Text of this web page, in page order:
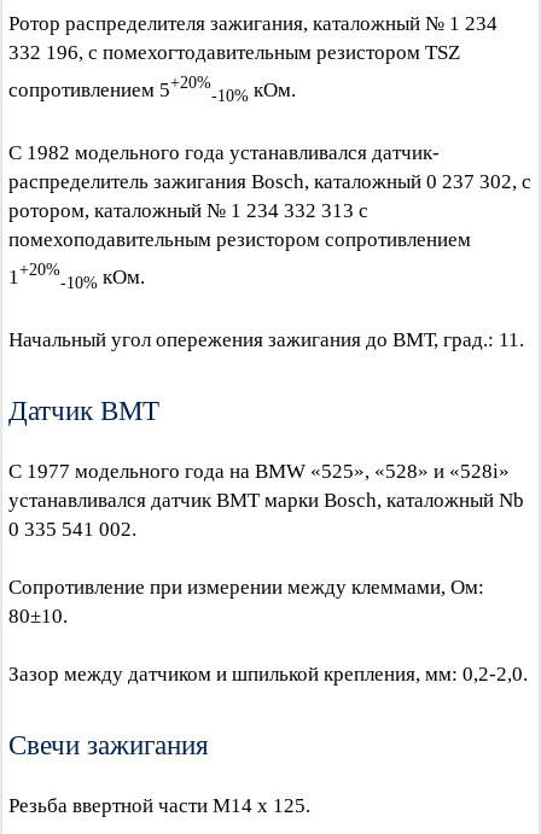
Ротор распределителя зажигания, каталожный № 1 234
332 196, с помехогтодавительным резистором TSZ
сопротивлением 5+20%
-10% кОм.
С 1982 модельного года устанавливался датчик-
распределитель зажигания Bosch, каталожный 0 237 302, с
ротором, каталожный № 1 234 332 313 с
помехоподавительным резистором сопротивлением
1+20%
-10% кОм.
Начальный угол опережения зажигания до ВМТ, град.: 11.
Датчик ВМТ
С 1977 модельного года на BMW «525», «528» и «528i»
устанавливался датчик ВМТ марки Bosch, каталожный Nb
0 335 541 002.
Сопротивление при измерении между клеммами, Ом:
80±10.
Зазор между датчиком и шпилькой крепления, мм: 0,2-2,0.
Свечи зажигания
Резьба ввертной части М14 х 125.